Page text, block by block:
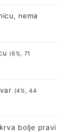
nema
(6%, 71
(4%, 44
bolje pravi